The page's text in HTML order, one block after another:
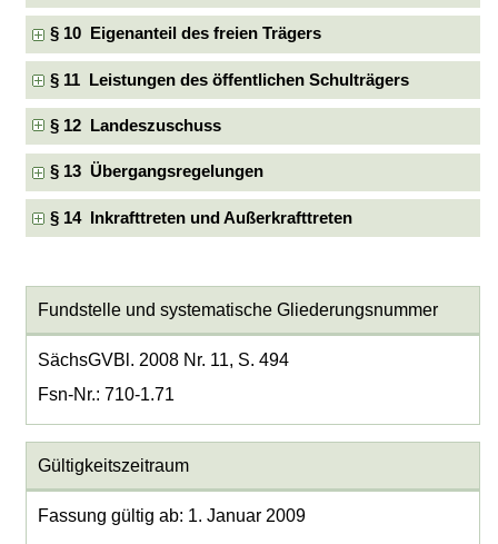
§ 10 Eigenanteil des freien Trägers
§ 11 Leistungen des öffentlichen Schulträgers
§ 12 Landeszuschuss
§ 13 Übergangsregelungen
§ 14 Inkrafttreten und Außerkrafttreten
Fundstelle und systematische Gliederungsnummer
SächsGVBl. 2008 Nr. 11, S. 494
Fsn-Nr.: 710-1.71
Gültigkeitszeitraum
Fassung gültig ab: 1. Januar 2009